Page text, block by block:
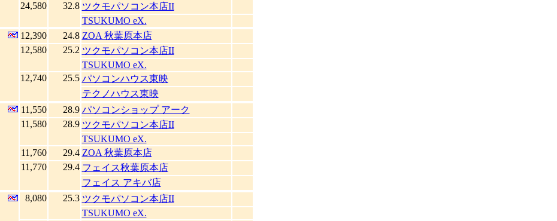
24,580
32.8 ツクモパソコン本店II
TSUKUMO eX.
12,390 24.8 ZOA 秋葉原本店
12,580
25.2 ツクモパソコン本店II
TSUKUMO eX.
12,740
25.5 パソコンハウス東映
テクノハウス東映
11,550 28.9 パソコンショップ アーク
11,580
28.9 ツクモパソコン本店II
TSUKUMO eX.
11,760
29.4 ZOA 秋葉原本店
11,770
29.4 フェイス秋葉原本店
フェイス アキバ店
8,080 25.3 ツクモパソコン本店II
TSUKUMO eX.